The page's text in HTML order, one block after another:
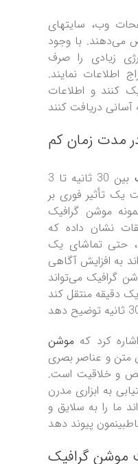
وب، سایتهای
می‌دهند. با وجود
زیادی را صرف
اطلاعات نمایند.
کنند و اطلاعات
در مدت زمان کم
بین 30 ثانیه تا 3
یک تأثیر فوری بر
موشن گرافیک
نشان داده که
حتی تماشای یک
به افزایش آگاهی
گرافیک می‌تواند
را در یک دقیقه منتقل کند
کرد که موشن
متن و عناصر بصری
و خلاقیت است.
به ابزاری مدرن
ما را به سلایق و